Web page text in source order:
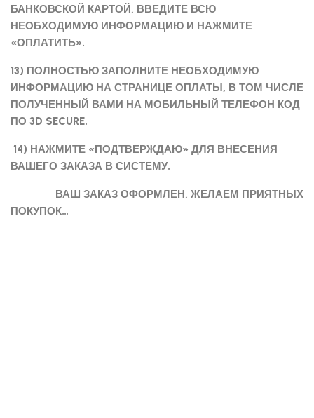
БАНКОВСКОЙ КАРТОЙ, ВВЕДИТЕ ВСЮ
НЕОБХОДИМУЮ ИНФОРМАЦИЮ И НАЖМИТЕ
«ОПЛАТИТЬ».
13) ПОЛНОСТЬЮ ЗАПОЛНИТЕ НЕОБХОДИМУЮ
ИНФОРМАЦИЮ НА СТРАНИЦЕ ОПЛАТЫ, В ТОМ ЧИСЛЕ
ПОЛУЧЕННЫЙ ВАМИ НА МОБИЛЬНЫЙ ТЕЛЕФОН КОД
ПО 3D SECURE.
14) НАЖМИТЕ «ПОДТВЕРЖДАЮ» ДЛЯ ВНЕСЕНИЯ
ВАШЕГО ЗАКАЗА В СИСТЕМУ.
ВАШ ЗАКАЗ ОФОРМЛЕН, ЖЕЛАЕМ ПРИЯТНЫХ
ПОКУПОК…